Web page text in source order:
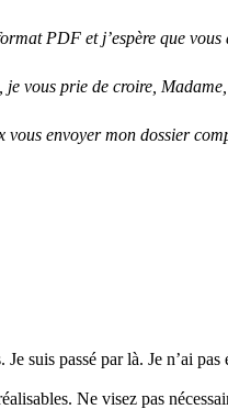
PDF et j’espère que
je vous prie de croire,
vous envoyer mon dossier
Je suis passé par là. Je n’ai
Ne visez pas